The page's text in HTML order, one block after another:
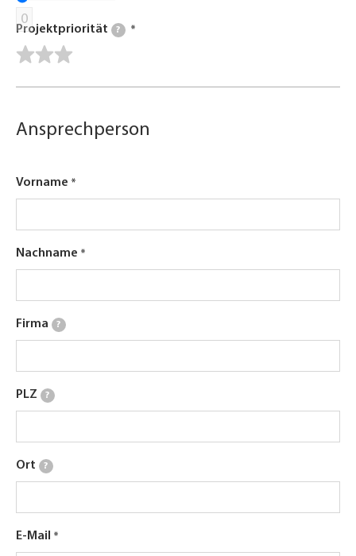
0
Projektpriorität ?
Ansprechperson
Vorname
Nachname
Firma ?
PLZ ?
Ort ?
E-Mail